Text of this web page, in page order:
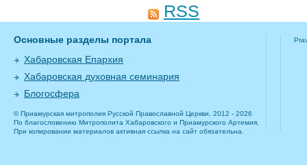
RSS
Основные разделы портала
Хабаровская Епархия
Хабаровская духовная семинария
Блогосфера
© Приамурская митрополия Русской Православной Церкви, 2012 - 2026
По благословению Митрополита Хабаровского и Приамурского Артемия.
При копировании материалов активная ссылка на сайт обязательна.